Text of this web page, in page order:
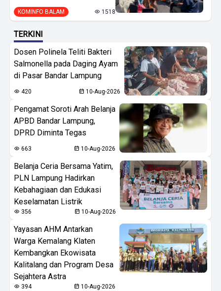
KOMINFO BALAM 1518
TERKINI
Dosen Polinela Teliti Bakteri
Salmonella pada Daging Ayam
di Pasar Bandar Lampung
420 10-Aug-2026
Pengamat Soroti Arah Belanja
APBD Bandar Lampung,
DPRD Diminta Tegas
663 10-Aug-2026
Belanja Ceria Bersama Yatim,
PLN Lampung Hadirkan
Kebahagiaan dan Edukasi
Keselamatan Listrik
356 10-Aug-2026
Yayasan AHM Antarkan
Warga Kemalang Klaten
Kembangkan Ekowisata
Kalitalang dan Program Desa
Sejahtera Astra
394 10-Aug-2026